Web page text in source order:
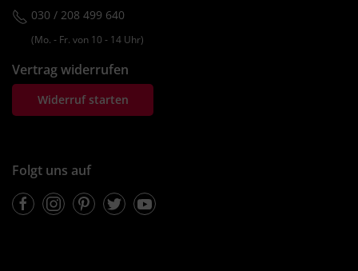
030 / 208 499 640
(Mo. ‐ Fr. von 10 ‐ 14 Uhr)
Vertrag widerrufen
Widerruf starten
Folgt uns auf
FacebookInstagramPinterestTwitterYoutube